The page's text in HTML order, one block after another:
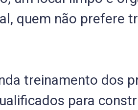
quem não prefere
treinamento dos
para